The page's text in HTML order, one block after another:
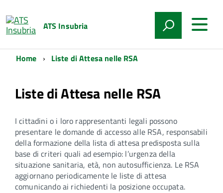
ATS Insubria
Home Liste di Attesa nelle RSA
Liste di Attesa nelle RSA
I cittadini o i loro rappresentanti legali possono
presentare le domande di accesso alle RSA, responsabili
della formazione della lista di attesa predisposta sulla
base di criteri quali ad esempio: l’urgenza della
situazione sanitaria, età, non autosufficienza. Le RSA
aggiornano periodicamente le liste di attesa
comunicando ai richiedenti la posizione occupata.